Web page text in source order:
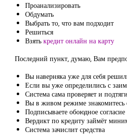
Проанализировать
Обдумать
Выбрать то, что вам подходит
Решиться
Взять кредит онлайн на карту
Последний пункт, думаю, Вам
Вы наверняка уже для себя
Если вы уже определились с
Система сама проверяет и
Вы в живом режиме знакомитесь
Подписываете обоюдное
Вердикт по кредиту займёт
Система зачислит средства